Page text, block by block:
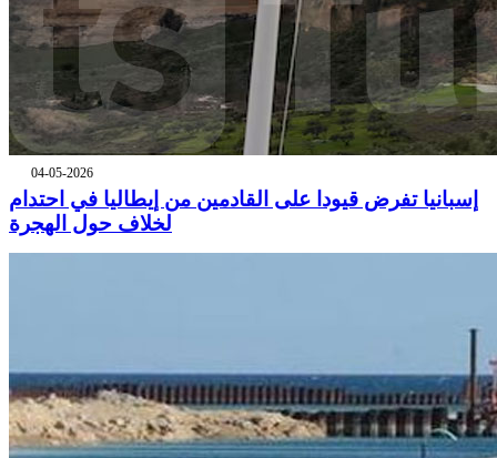
04-05-2026
إسبانيا تفرض قيودا على القادمين من إيطاليا في احتدام
لخلاف حول الهجرة